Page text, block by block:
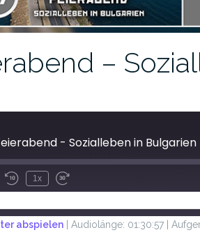
–
- Sozialleben in Bulgarien
1x
abspielen | Audiolänge: 01:30:57 |